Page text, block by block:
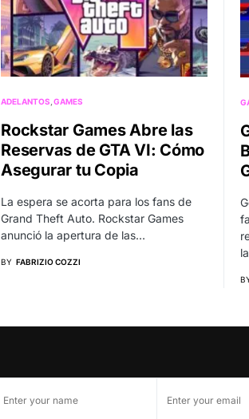
ADELANTOS GAMES
Rockstar Games Abre las
Reservas de GTA VI: Cómo
Asegurar tu Copia
La espera se acorta para los fans de
Grand Theft Auto. Rockstar Games
anunció la apertura de las…
BY FABRIZIO COZZI